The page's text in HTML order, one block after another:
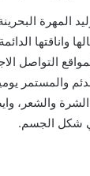
المهرة
واناقتها
التواصل
والمستمر
والشعر،
شكل الجسم.